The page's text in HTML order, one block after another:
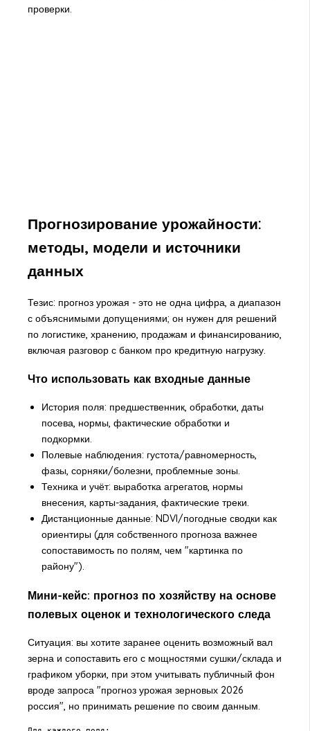
проверки.
Прогнозирование урожайности:
методы, модели и источники
данных
Тезис: прогноз урожая - это не одна цифра, а диапазон
с объяснимыми допущениями; он нужен для решений
по логистике, хранению, продажам и финансированию,
включая разговор с банком про кредитную нагрузку.
Что использовать как входные данные
История поля: предшественник, обработки, даты
посева, нормы, фактические обработки и
подкормки.
Полевые наблюдения: густота/равномерность,
фазы, сорняки/болезни, проблемные зоны.
Техника и учёт: выработка агрегатов, нормы
внесения, карты-задания, фактические треки.
Дистанционные данные: NDVI/погодные сводки как
ориентиры (для собственного прогноза важнее
сопоставимость по полям, чем "картинка по
району").
Мини-кейс: прогноз по хозяйству на основе
полевых оценок и технологического следа
Ситуация: вы хотите заранее оценить возможный вал
зерна и сопоставить его с мощностями сушки/склада и
графиком уборки, при этом учитывать публичный фон
вроде запроса "прогноз урожая зерновых 2026
россия", но принимать решение по своим данным.